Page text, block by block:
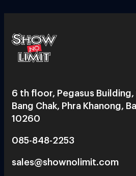
6 th floor, Pegasus Building,
Bang Chak, Phra Khanong,
10260
085-848-2253
sales@shownolimit.com